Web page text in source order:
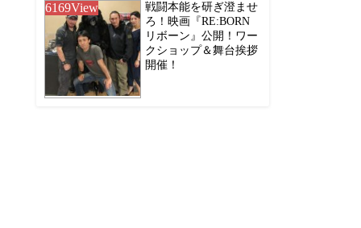
6169View
戦闘本能を研ぎ澄ませ
ろ！映画『RE:BORN
リボーン』公開！ワー
クショップ＆舞台挨拶
開催！